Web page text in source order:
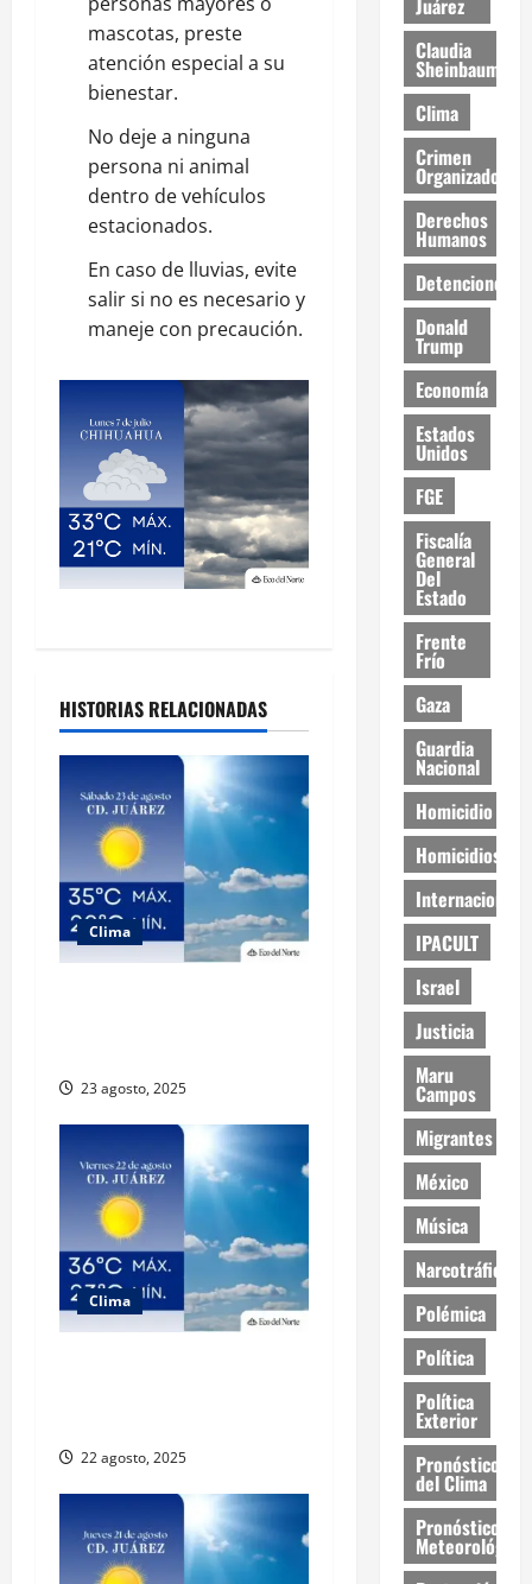
mascotas, preste
atención especial a su
bienestar.
No deje a ninguna
persona ni animal
dentro de vehículos
estacionados.
En caso de lluvias, evite
salir si no es necesario y
maneje con precaución.
HISTORIAS RELACIONADAS
Clima
23 agosto, 2025
Clima
22 agosto, 2025
Juárez
Claudia
Sheinbaum
Clima
Crimen
Organizado
Derechos
Humanos
Detenciones
Donald
Trump
Economía
Estados
Unidos
FGE
Fiscalía
General
Del
Estado
Frente
Frío
Gaza
Guardia
Nacional
Homicidio
Homicidios
Internacional
IPACULT
Israel
Justicia
Maru
Campos
Migrantes
México
Música
Narcotráfico
Polémica
Política
Política
Exterior
Pronóstico
del Clima
Pronóstico
Meteorológico